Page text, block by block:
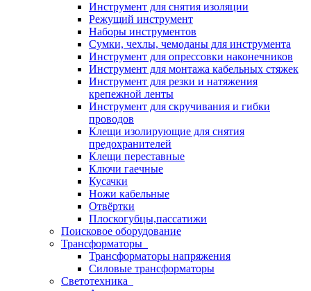
Инструмент для снятия изоляции
Режущий инструмент
Наборы инструментов
Сумки, чехлы, чемоданы для инструмента
Инструмент для опрессовки наконечников
Инструмент для монтажа кабельных стяжек
Инструмент для резки и натяжения
крепежной ленты
Инструмент для скручивания и гибки
проводов
Клещи изолирующие для снятия
предохранителей
Клещи переставные
Ключи гаечные
Кусачки
Ножи кабельные
Отвёртки
Плоскогубцы,пассатижи
Поисковое оборудование
Трансформаторы
Трансформаторы напряжения
Силовые трансформаторы
Светотехника